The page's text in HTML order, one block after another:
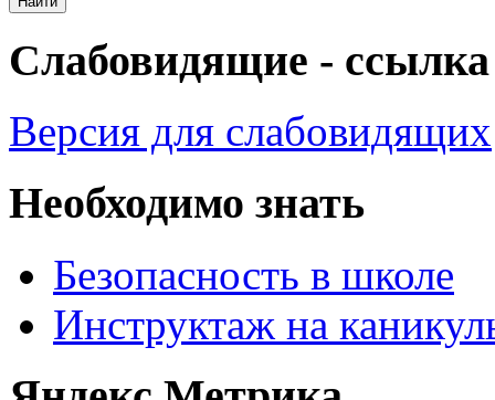
Слабовидящие - ссылка
Версия для слабовидящих
Необходимо знать
Безопасность в школе
Инструктаж на